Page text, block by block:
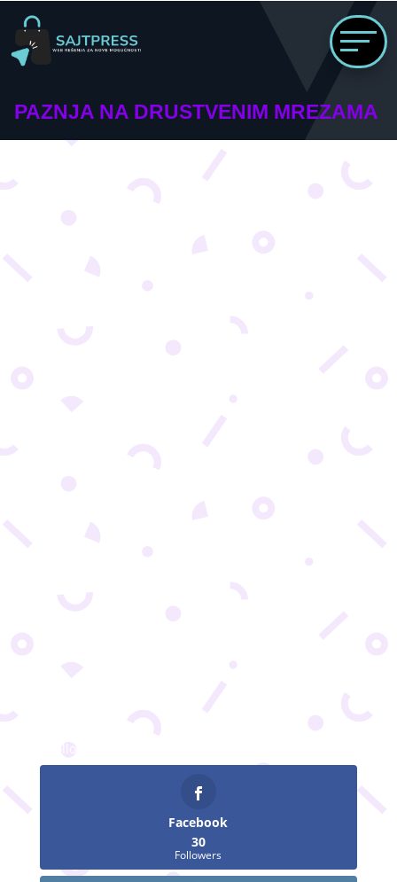
PAZNJA NA DRUSTVENIM MREZAMA
Facebook
30
Followers